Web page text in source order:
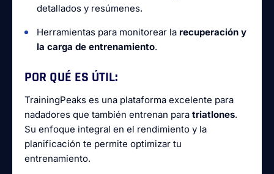
detallados y resúmenes.
Herramientas para monitorear la recuperación y
la carga de entrenamiento.
POR QUÉ ES ÚTIL:
TrainingPeaks es una plataforma excelente para
nadadores que también entrenan para triatlones.
Su enfoque integral en el rendimiento y la
planificación te permite optimizar tu
entrenamiento.